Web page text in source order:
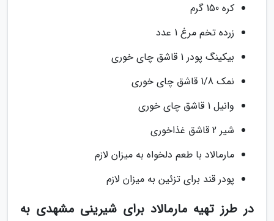
کره 150 گرم
زرده تخم مرغ 1 عدد
بیکینگ پودر 1 قاشق چای خوری
نمک 1/8 قاشق چای خوری
وانیل 1 قاشق چای خوری
شیر 2 قاشق غذاخوری
مارمالاد با طعم دلخواه به میزان لازم
پودر قند برای تزئین به میزان لازم
در طرز تهیه مارمالاد برای شیرینی مشهدی به